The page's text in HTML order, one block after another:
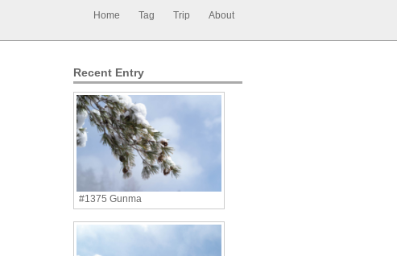
Home Tag Trip About
Recent Entry
#1375 Gunma